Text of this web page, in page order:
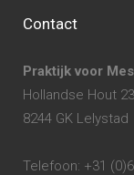
Contact
Praktijk voor
Hollandse Hout
8244 GK Lelystad
Telefoon: +31